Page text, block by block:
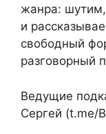
жанра:
и
свободный
разговорный
Ведущие
Сергей (t.me/